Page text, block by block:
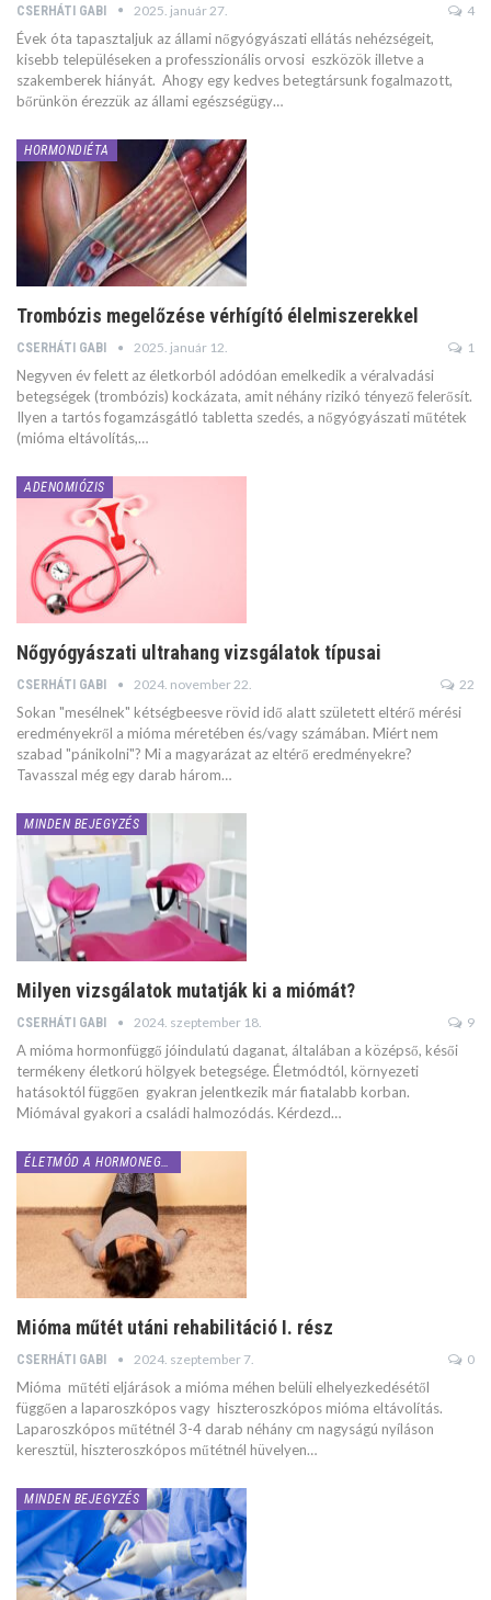
CSERHÁTI GABI 2025. január 27. 4
Évek óta tapasztaljuk az állami nőgyógyászati ellátás nehézségeit,
kisebb településeken a professzionális orvosi eszközök illetve a
szakemberek hiányát. Ahogy egy kedves betegtársunk fogalmazott,
bőrünkön érezzük az állami egészségügy…
HORMONDIÉTA
Trombózis megelőzése vérhígító élelmiszerekkel
CSERHÁTI GABI 2025. január 12. 1
Negyven év felett az életkorból adódóan emelkedik a véralvadási
betegségek (trombózis) kockázata, amit néhány rizikó tényező felerősít.
Ilyen a tartós fogamzásgátló tabletta szedés, a nőgyógyászati műtétek
(mióma eltávolítás,…
ADENOMIÓZIS
Nőgyógyászati ultrahang vizsgálatok típusai
CSERHÁTI GABI 2024. november 22. 22
Sokan "mesélnek" kétségbeesve rövid idő alatt született eltérő mérési
eredményekről a mióma méretében és/vagy számában. Miért nem
szabad "pánikolni"? Mi a magyarázat az eltérő eredményekre?
Tavasszal még egy darab három…
MINDEN BEJEGYZÉS
Milyen vizsgálatok mutatják ki a miómát?
CSERHÁTI GABI 2024. szeptember 18. 9
A mióma hormonfüggő jóindulatú daganat, általában a középső, késői
termékeny életkorú hölgyek betegsége. Életmódtól, környezeti
hatásoktól függően gyakran jelentkezik már fiatalabb korban.
Miómával gyakori a családi halmozódás. Kérdezd…
ÉLETMÓD A HORMONEGYENSÚLYÉRT
Mióma műtét utáni rehabilitáció I. rész
CSERHÁTI GABI 2024. szeptember 7. 0
Mióma műtéti eljárások a mióma méhen belüli elhelyezkedésétől
függően a laparoszkópos vagy hiszteroszkópos mióma eltávolítás.
Laparoszkópos műtétnél 3-4 darab néhány cm nagyságú nyíláson
keresztül, hiszteroszkópos műtétnél hüvelyen…
MINDEN BEJEGYZÉS